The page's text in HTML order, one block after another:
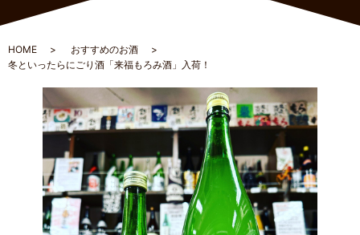
HOME
おすすめのお酒
冬といったらにごり酒「来福もろみ酒」入荷！